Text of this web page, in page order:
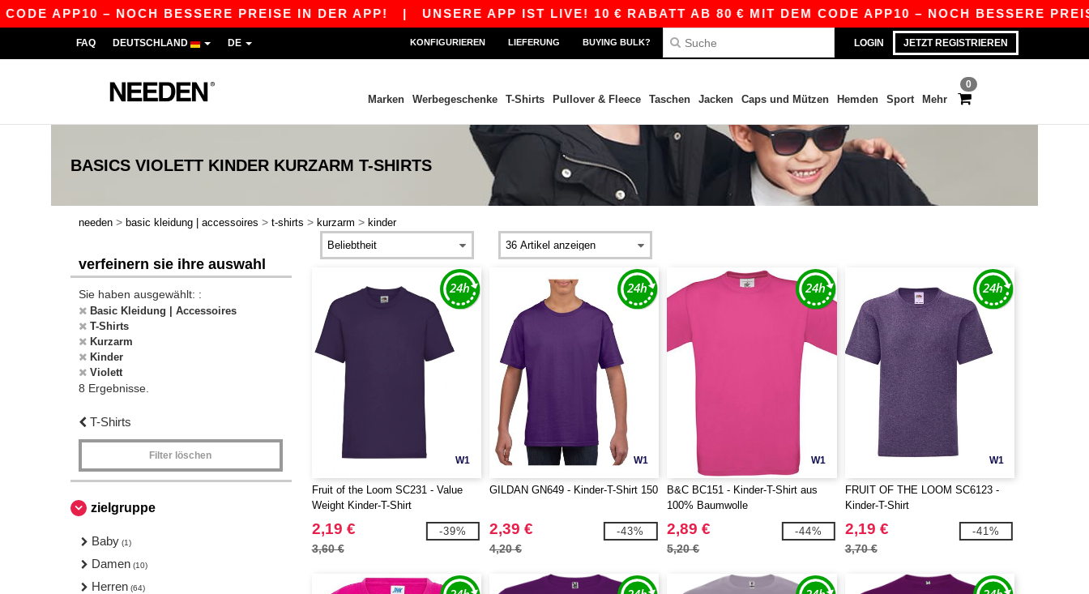
APP10 – NOCH BESSERE PREISE IN DER APP!| UNSERE APP IST LIVE! 10 € RABATT AB 80 € MIT DEM CODE APP10 – NOCH BESSERE PREISE
LOGIN JETZT REGISTRIEREN
FAQ DEUTSCHLAND DE KONFIGURIEREN LIEFERUNG BUYING BULK?
0
Marken Werbegeschenke T-Shirts Pullover & Fleece Taschen Jacken Caps und Mützen Hemden Sport Mehr
BASICS VIOLETT KINDER KURZARM T-SHIRTS
needen > basic kleidung | accessoires > t-shirts > kurzarm > kinder
verfeinern sie ihre auswahl
Sie haben ausgewählt: :
Basic Kleidung | Accessoires
T-Shirts
Kurzarm
Kinder
Violett
8 Ergebnisse.
T-Shirts
Filter löschen
zielgruppe
Baby (1)
Damen (10)
Herren (64)
W1
Fruit of the Loom SC231 - Value
Weight Kinder-T-Shirt
2,19 €
3,60 €
-39%
W1
GILDAN GN649 - Kinder-T-Shirt 150
2,39 €
4,20 €
-43%
W1
B&C BC151 - Kinder-T-Shirt aus
100% Baumwolle
2,89 €
5,20 €
-44%
W1
FRUIT OF THE LOOM SC6123 -
Kinder-T-Shirt
2,19 €
3,70 €
-41%